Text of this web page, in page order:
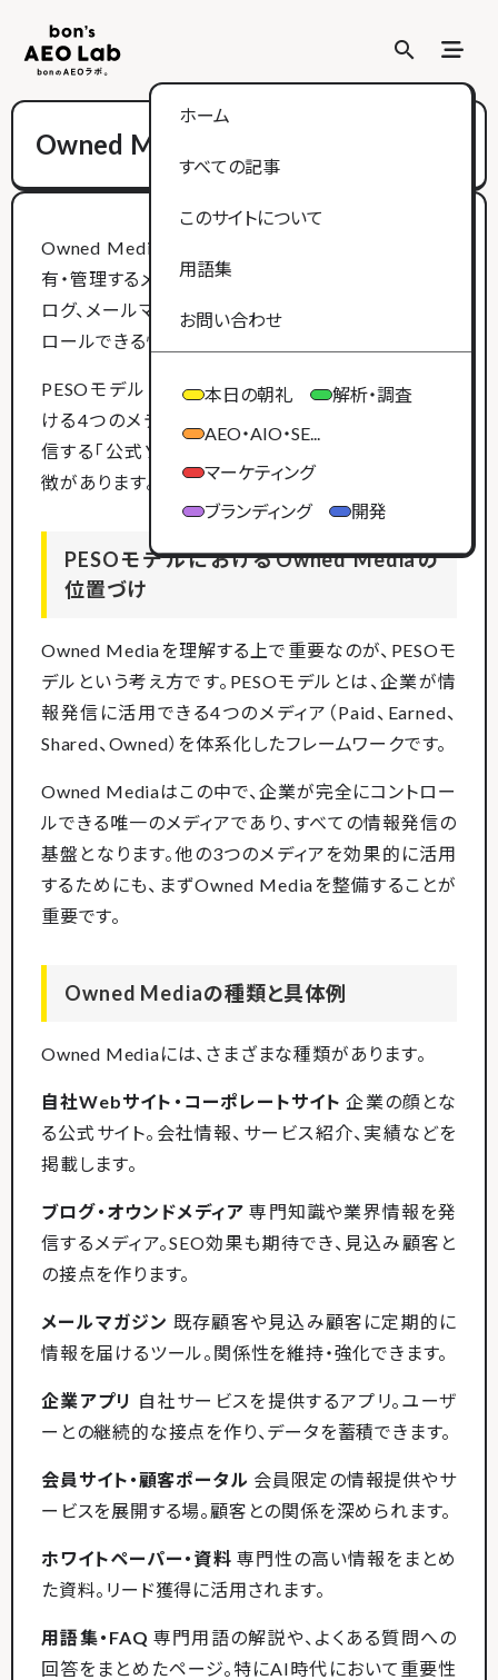
search
search
ホーム
すべての記事
このサイトについて
用語集
お問い合わせ
本日の朝礼
解析・調査
AEO・AIO・SE...
マーケティング
ブランディング
開発
Owned Media（オウンドメディア）
Owned Media（オウンドメディア）とは、企業が所
有・管理するメディアの総称です。自社Webサイト、ブ
ログ、メールマガジン、アプリなど、企業が直接コント
ロールできる情報発信の場を指します。
PESOモデル（Paid、Earned、Shared、Owned）にお
ける4つのメディアの1つであり、一貫した情報を発
信する「公式ソース」として、長期的な資産となる特
徴があります。
PESOモデルにおけるOwned Mediaの
位置づけ
Owned Mediaを理解する上で重要なのが、PESOモ
デルという考え方です。PESOモデルとは、企業が情
報発信に活用できる4つのメディア（Paid、Earned、
Shared、Owned）を体系化したフレームワークです。
Owned Mediaはこの中で、企業が完全にコントロー
ルできる唯一のメディアであり、すべての情報発信の
基盤となります。他の3つのメディアを効果的に活用
するためにも、まずOwned Mediaを整備することが
重要です。
Owned Mediaの種類と具体例
Owned Mediaには、さまざまな種類があります。
自社Webサイト・コーポレートサイト 企業の顔とな
る公式サイト。会社情報、サービス紹介、実績などを
掲載します。
ブログ・オウンドメディア 専門知識や業界情報を発
信するメディア。SEO効果も期待でき、見込み顧客と
の接点を作ります。
メールマガジン 既存顧客や見込み顧客に定期的に
情報を届けるツール。関係性を維持・強化できます。
企業アプリ 自社サービスを提供するアプリ。ユーザ
ーとの継続的な接点を作り、データを蓄積できます。
会員サイト・顧客ポータル 会員限定の情報提供やサ
ービスを展開する場。顧客との関係を深められます。
ホワイトペーパー・資料 専門性の高い情報をまとめ
た資料。リード獲得に活用されます。
用語集・FAQ 専門用語の解説や、よくある質問への
回答をまとめたページ。特にAI時代において重要性